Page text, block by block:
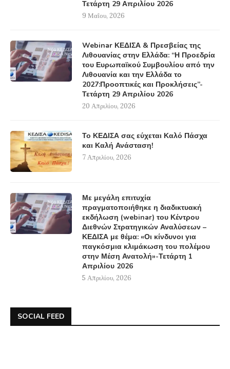
Τετάρτη 29 Απριλίου 2026
9 Μαΐου, 2026
Webinar ΚΕΔΙΣΑ & Πρεσβείας της
Λιθουανίας στην Ελλάδα: “Η Προεδρία
του Ευρωπαϊκού Συμβουλίου από την
Λιθουανία και την Ελλάδα το
2027:Προοπτικές και Προκλήσεις”-
Τετάρτη 29 Απριλίου 2026
20 Απριλίου, 2026
Το ΚΕΔΙΣΑ σας εύχεται Καλό Πάσχα
και Καλή Ανάσταση!
7 Απριλίου, 2026
Με μεγάλη επιτυχία
πραγματοποιήθηκε η διαδικτυακή
εκδήλωση (webinar) του Κέντρου
Διεθνών Στρατηγικών Αναλύσεων –
ΚΕΔΙΣΑ με θέμα: «Οι κίνδυνοι για
παγκόσμια κλιμάκωση του πολέμου
στην Μέση Ανατολή»-Τετάρτη 1
Απριλίου 2026
5 Απριλίου, 2026
SOCIAL FEED